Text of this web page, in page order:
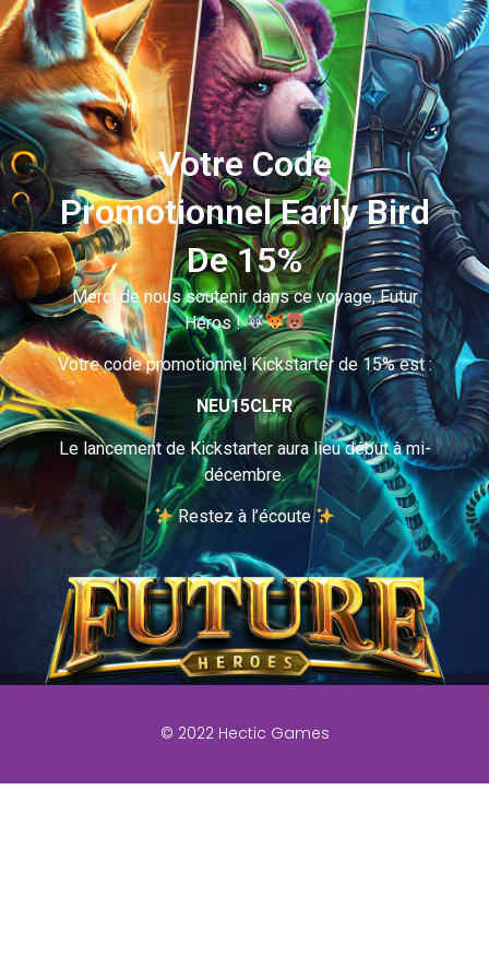
Votre Code
Promotionnel Early Bird
De 15%
Merci de nous soutenir dans ce voyage, Futur
Héros !
Votre code promotionnel Kickstarter de 15% est :
NEU15CLFR
Le lancement de Kickstarter aura lieu début à mi-
décembre.
Restez à l’écoute
© 2022 Hectic Games